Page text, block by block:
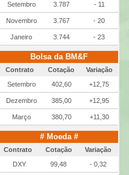
Setembro
3.787 - 11
Novembro 3.767 - 20
Janeiro 3.744 - 23
Bolsa da BM&F
Contrato Cotação
Variação
Setembro
402,60 +12,75
Dezembro 385,00 +12,95
Março 380,70 +11,30
# Moeda #
Contrato Cotação
Variação
DXY
99,48 - 0,32